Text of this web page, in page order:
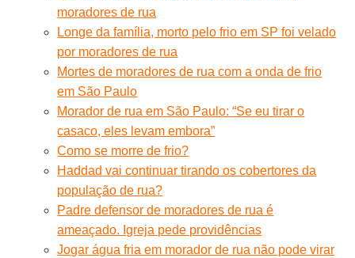
moradores de rua
Longe da família, morto pelo frio em SP foi velado
por moradores de rua
Mortes de moradores de rua com a onda de frio
em São Paulo
Morador de rua em São Paulo: “Se eu tirar o
casaco, eles levam embora”
Como se morre de frio?
Haddad vai continuar tirando os cobertores da
população de rua?
Padre defensor de moradores de rua é
ameaçado. Igreja pede providências
Jogar água fria em morador de rua não pode virar